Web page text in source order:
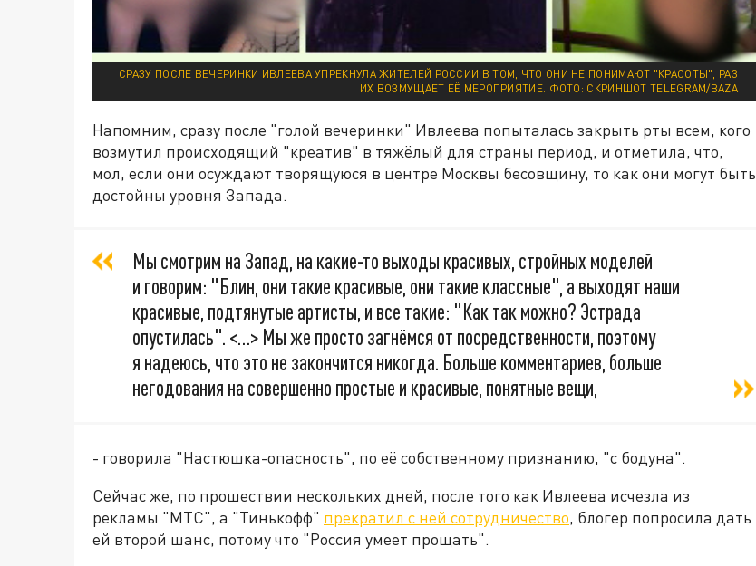
СРАЗУ ПОСЛЕ ВЕЧЕРИНКИ ИВЛЕЕВА УПРЕКНУЛА ЖИТЕЛЕЙ РОССИИ В ТОМ, ЧТО ОНИ НЕ ПОНИМАЮТ "КРАСОТЫ", РАЗ
ИХ ВОЗМУЩАЕТ ЕЁ МЕРОПРИЯТИЕ. ФОТО: СКРИНШОТ TELEGRAM/BAZA
Напомним, сразу после "голой вечеринки" Ивлеева попыталась закрыть рты всем, кого
возмутил происходящий "креатив" в тяжёлый для страны период, и отметила, что,
мол, если они осуждают творящуюся в центре Москвы бесовщину, то как они могут быть
достойны уровня Запада.
Мы смотрим на Запад, на какие-то выходы красивых, стройных моделей
и говорим: "Блин, они такие красивые, они такие классные", а выходят наши
красивые, подтянутые артисты, и все такие: "Как так можно? Эстрада
опустилась". <…> Мы же просто загнёмся от посредственности, поэтому
я надеюсь, что это не закончится никогда. Больше комментариев, больше
негодования на совершенно простые и красивые, понятные вещи,
- говорила "Настюшка-опасность", по её собственному признанию, "с бодуна".
Сейчас же, по прошествии нескольких дней, после того как Ивлеева исчезла из
рекламы "МТС", а "Тинькофф" прекратил с ней сотрудничество, блогер попросила дать
ей второй шанс, потому что "Россия умеет прощать".